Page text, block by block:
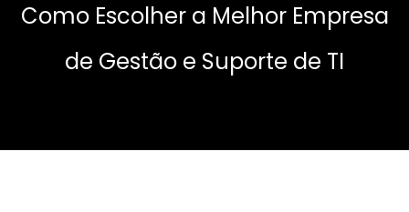
Como Escolher a Melhor Empresa
de Gestão e Suporte de TI